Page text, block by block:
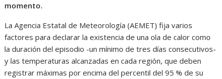
momento.
La Agencia Estatal de Meteorología (AEMET) fija varios
factores para declarar la existencia de una ola de calor como
la duración del episodio -un mínimo de tres días consecutivos-
y las temperaturas alcanzadas en cada región, que deben
registrar máximas por encima del percentil del 95 % de su